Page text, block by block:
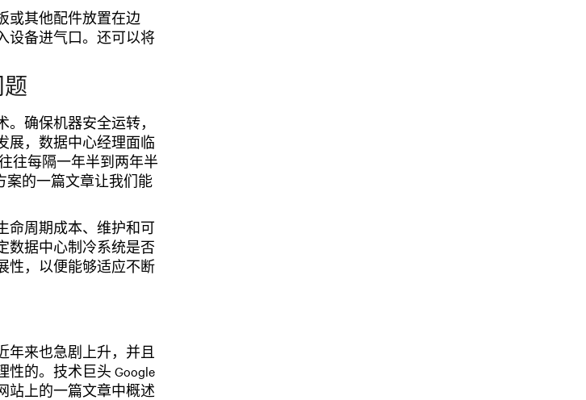
或其他配件放置在边
设备进气口。还可以将
确保机器安全运转，
展，数据中心经理面临
往每隔一年半到两年半
案的一篇文章让我们能
命周期成本、维护和可
数据中心制冷系统是否
性，以便能够适应不断
年来也急剧上升，并且
的。技术巨头 Google
站上的一篇文章中概述